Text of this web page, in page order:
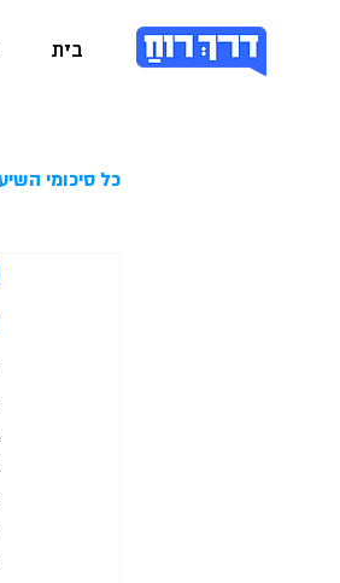
בית
כל סיכומי